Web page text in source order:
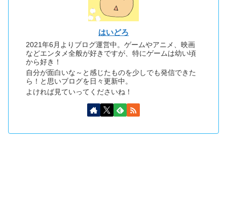
はいどろ
2021年6月よりブログ運営中。ゲームやアニメ、映画
などエンタメ全般が好きですが、特にゲームは幼い頃
から好き！
自分が面白いな～と感じたものを少しでも発信できた
ら！と思いブログを日々更新中。
よければ見ていってくださいね！